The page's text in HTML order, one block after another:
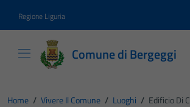
Regione Liguria
Comune di Bergeggi
Home / Vivere Il Comune / Luoghi / Edificio Di